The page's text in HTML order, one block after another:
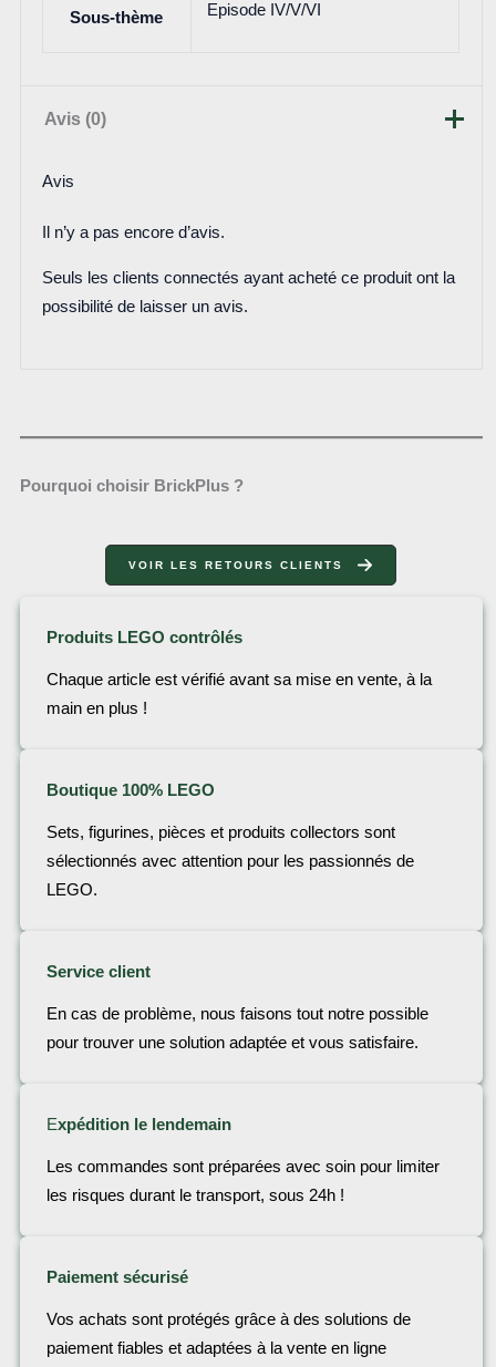
Sous-thème Episode IV/V/VI
Avis (0)
Avis
Il n’y a pas encore d’avis.
Seuls les clients connectés ayant acheté ce produit ont la
possibilité de laisser un avis.
Pourquoi choisir BrickPlus ?
VOIR LES RETOURS CLIENTS
Produits LEGO contrôlés
Chaque article est vérifié avant sa mise en vente, à la
main en plus !
Boutique 100% LEGO
Sets, figurines, pièces et produits collectors sont
sélectionnés avec attention pour les passionnés de
LEGO.
Service client
En cas de problème, nous faisons tout notre possible
pour trouver une solution adaptée et vous satisfaire.
Expédition le lendemain
Les commandes sont préparées avec soin pour limiter
les risques durant le transport, sous 24h !
Paiement sécurisé
Vos achats sont protégés grâce à des solutions de
paiement fiables et adaptées à la vente en ligne